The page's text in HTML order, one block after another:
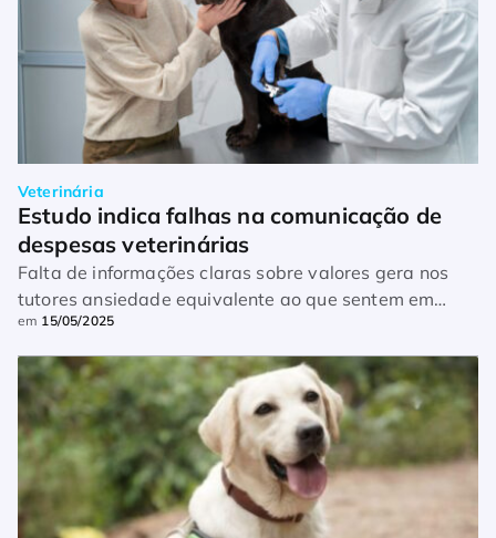
Veterinária
Estudo indica falhas na comunicação de
despesas veterinárias
Falta de informações claras sobre valores gera nos
tutores ansiedade equivalente ao que sentem em
relação a diagnósticos dos seus pets
em 15/05/2025